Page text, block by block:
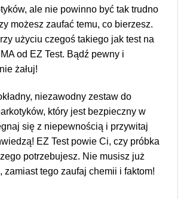
ale nie powinno być tak trudno
możesz zaufać temu, co bierzesz.
użyciu czegoś takiego jak test na
od EZ Test. Bądź pewny i
żałuj!
niezawodny zestaw do
który jest bezpieczny w
się z niepewnością i przywitaj
EZ Test powie Ci, czy próbka
potrzebujesz. Nie musisz już
zamiast tego zaufaj chemii i faktom!